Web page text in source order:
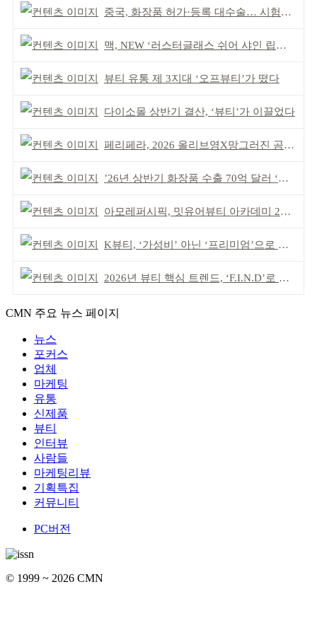
중국, 화장품 허가·등록 대수술… 시험자료 공용 허용
맥, NEW ‘러스터글래스 쉬어 샤인 립스틱’ 출시
뷰티 유통 제 3지대 ‘오프뷰티’가 떴다
다이소몰 상반기 결산, ‘뷰티’가 이끌었다
페리페라, 2026 올리브영X망그러진 곰 콜라보
’26년 상반기 화장품 수출 70억 달러 ‘역대 최고’
아모레퍼시픽, 밋유어뷰티 아카데미 2기 발대식
K뷰티, ‘가성비’ 아닌 ‘프리미엄’으로 승부걸어야
2026년 뷰티 핵심 트렌드, ‘F.I.N.D’로 읽는다
CMN 주요 뉴스 페이지
뉴스
포커스
업체
마케팅
유통
신제품
뷰티
인터뷰
사람들
마케팅리뷰
기획특집
커뮤니티
PC버전
© 1999 ~ 2026 CMN